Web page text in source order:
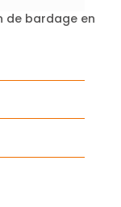
de bardage en